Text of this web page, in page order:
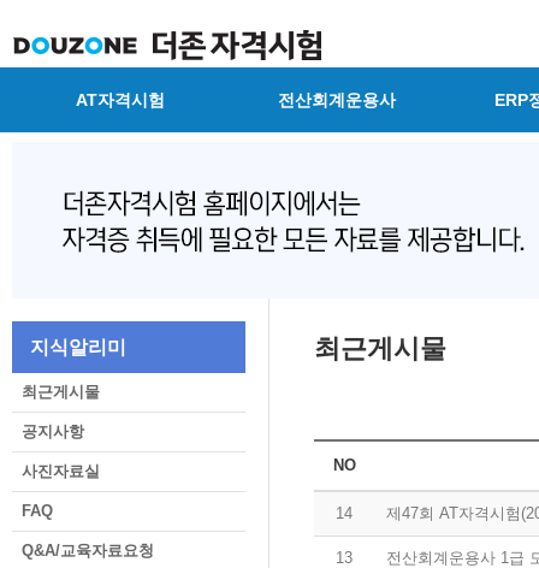
AT자격시험 전산회계운용사 ERP
지식알리미
최근게시물
공지사항
사진자료실
FAQ
Q&A/교육자료요청
최근게시물
NO
14 제47회 AT자격시험
13 전산회계운용사 1급